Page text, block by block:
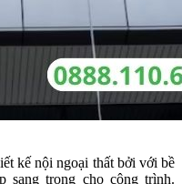
kế nội ngoại thất bởi với bề
sang trọng cho công trình.